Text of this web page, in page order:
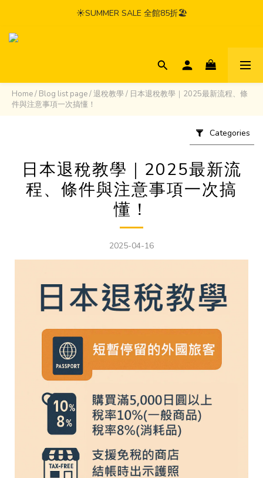
☀️SUMMER SALE 全館85折🏖️
Home/ Blog list page/退稅教學/ 日本退稅教學｜2025最新流程、條
件與注意事項一次搞懂！
Categories
日本退稅教學｜2025最新流
程、條件與注意事項一次搞
懂！
2025-04-16